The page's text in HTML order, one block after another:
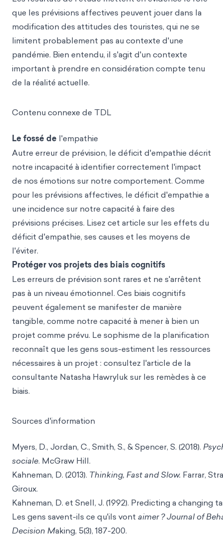
que les prévisions affectives peuvent jouer dans la
modification des attitudes des touristes, qui ne se
limitent probablement pas au contexte d'une
pandémie. Bien entendu, il s'agit d'un contexte
important à prendre en considération compte tenu
de la réalité actuelle.
Contenu connexe de TDL
Le fossé de l'empathie
Autre erreur de prévision, le déficit d'empathie décrit
notre incapacité à identifier correctement l'impact
de nos émotions sur notre comportement. Comme
pour les prévisions affectives, le déficit d'empathie a
une incidence sur notre capacité à faire des
prévisions précises. Lisez cet article sur les effets du
déficit d'empathie, ses causes et les moyens de
l'éviter.
Protéger vos projets des biais cognitifs
Les erreurs de prévision sont rares et ne s'arrêtent
pas à un niveau émotionnel. Ces biais cognitifs
peuvent également se manifester de manière
tangible, comme notre capacité à mener à bien un
projet comme prévu. Le sophisme de la planification
reconnaît que les gens sous-estiment les ressources
nécessaires à un projet : consultez l'article de la
consultante Natasha Hawryluk sur les remèdes à ce
biais.
Sources d'information
Myers, D., Jordan, C., Smith, S., & Spencer, S. (2018).
sociale. McGraw Hill.
Kahneman, D. (2013). Thinking, Fast and Slow. Farrar,
Giroux.
Kahneman, D. et Snell, J. (1992). Predicting a changing
Les gens savent-ils ce qu'ils vont aimer ? Journal of
Decision Making, 5(3), 187-200.